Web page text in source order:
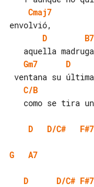
Cmaj7
D
B7
Gm7
D
C/B
D D/C# F#7
G A7
D D/C# F#7